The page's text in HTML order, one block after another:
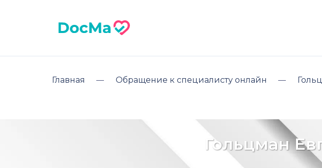
Главная Обращение к специалисту онлайн
Гольцман